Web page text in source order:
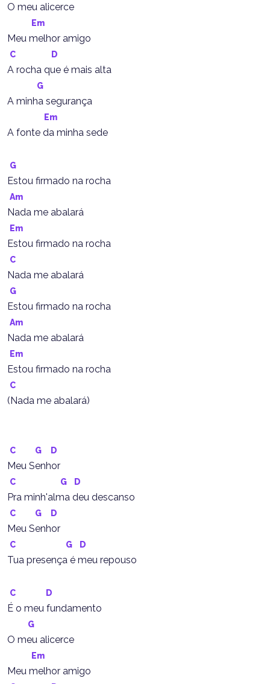
O meu alicerce
Em
Meu melhor amigo
C D
A rocha que é mais alta
G
A minha segurança
Em
A fonte da minha sede
G
Estou firmado na rocha
Am
Nada me abalará
Em
Estou firmado na rocha
C
Nada me abalará
G
Estou firmado na rocha
Am
Nada me abalará
Em
Estou firmado na rocha
C
(Nada me abalará)
C G D
Meu Senhor
C G D
Pra minh'alma deu descanso
C G D
Meu Senhor
C G D
Tua presença é meu repouso
C D
É o meu fundamento
G
O meu alicerce
Em
Meu melhor amigo